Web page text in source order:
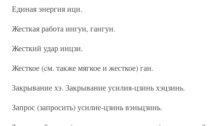
Единая энергия ици.
Жесткая работа ингун, гангун.
Жесткий удар инцзи.
Жесткое (cм. также мягкое и жесткое) ган.
Закрывание хэ. Закрывание усилия-цзинь хэцзинь.
Запрос (запросить) усилие-цзинь вэньцзинь.